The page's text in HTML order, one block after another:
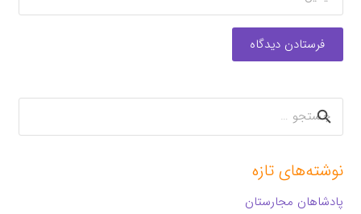
فرستادن دیدگاه
جستجو
برای:
نوشته‌های تازه
پادشاهان مجارستان